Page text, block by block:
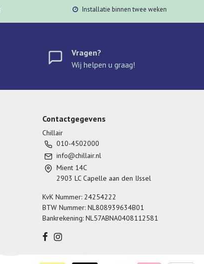
Installatie binnen twee weken
Vragen?
Wij helpen u graag!
Contactgegevens
Chillair
010-4502000
info@chillair.nl
Mient 14C
2903 LC Capelle aan den IJssel
KvK Nummer: 24254222
BTW Nummer: NL808939634B01
Bankrekening: NL57ABNA0408112581